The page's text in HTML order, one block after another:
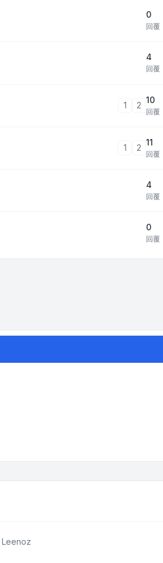
0
回覆
4
回覆
1 2
10
回覆
1 2
11
回覆
4
回覆
0
回覆
Leenoz